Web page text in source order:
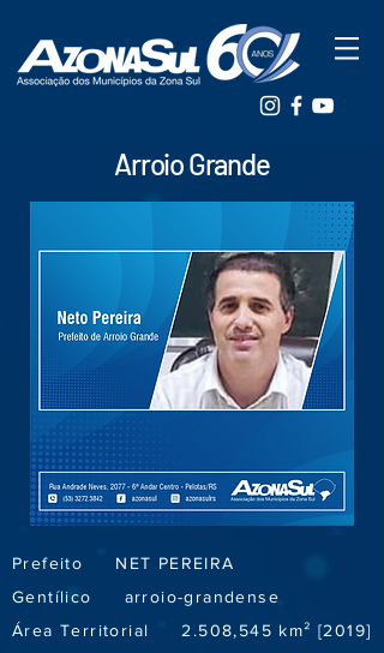
Arroio Grande
Prefeito NET PEREIRA
Gentílico arroio-grandense
Área Territorial 2.508,545 km² [2019]